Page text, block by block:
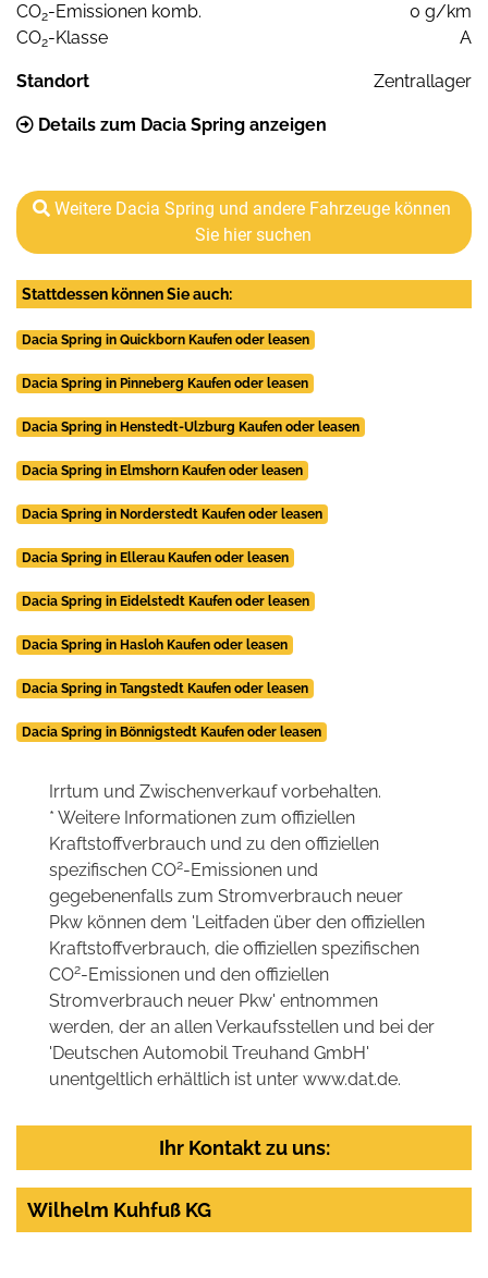
CO2-Emissionen komb.
0 g/km
CO2-Klasse A
Standort Zentrallager
Details zum Dacia Spring anzeigen
Weitere Dacia Spring und andere Fahrzeuge können
Sie hier suchen
Stattdessen können Sie auch:
Dacia Spring in Quickborn Kaufen oder leasen
Dacia Spring in Pinneberg Kaufen oder leasen
Dacia Spring in Henstedt-Ulzburg Kaufen oder leasen
Dacia Spring in Elmshorn Kaufen oder leasen
Dacia Spring in Norderstedt Kaufen oder leasen
Dacia Spring in Ellerau Kaufen oder leasen
Dacia Spring in Eidelstedt Kaufen oder leasen
Dacia Spring in Hasloh Kaufen oder leasen
Dacia Spring in Tangstedt Kaufen oder leasen
Dacia Spring in Bönnigstedt Kaufen oder leasen
Irrtum und Zwischenverkauf vorbehalten.
* Weitere Informationen zum offiziellen
Kraftstoffverbrauch und zu den offiziellen
spezifischen CO2-Emissionen und
gegebenenfalls zum Stromverbrauch neuer
Pkw können dem 'Leitfaden über den offiziellen
Kraftstoffverbrauch, die offiziellen spezifischen
CO2-Emissionen und den offiziellen
Stromverbrauch neuer Pkw' entnommen
werden, der an allen Verkaufsstellen und bei der
'Deutschen Automobil Treuhand GmbH'
unentgeltlich erhältlich ist unter www.dat.de.
Ihr Kontakt zu uns:
Wilhelm Kuhfuß KG